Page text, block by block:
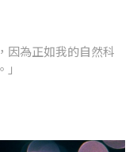
因為正如我的自然科